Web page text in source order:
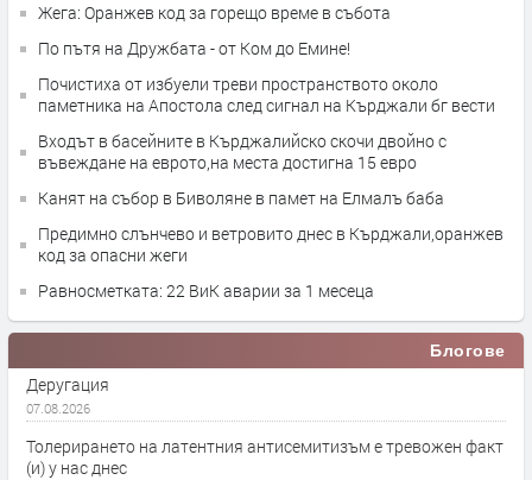
Жега: Оранжев код за горещо време в събота
По пътя на Дружбата - от Ком до Емине!
Почистиха от избуели треви пространството около
паметника на Апостола след сигнал на Кърджали бг вести
Входът в басейните в Кърджалийско скочи двойно с
въвеждане на еврото,на места достигна 15 евро
Канят на събор в Биволяне в памет на Елмалъ баба
Предимно слънчево и ветровито днес в Кърджали,оранжев
код за опасни жеги
Равносметката: 22 ВиК аварии за 1 месеца
Блогове
Деругация
07.08.2026
Толерирането на латентния антисемитизъм е тревожен факт
(и) у нас днес